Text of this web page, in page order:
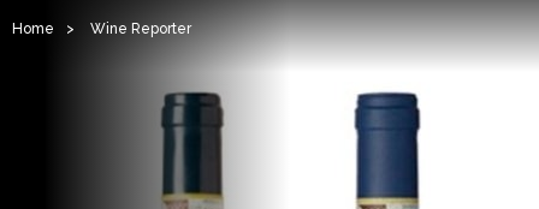
Home > Wine Reporter